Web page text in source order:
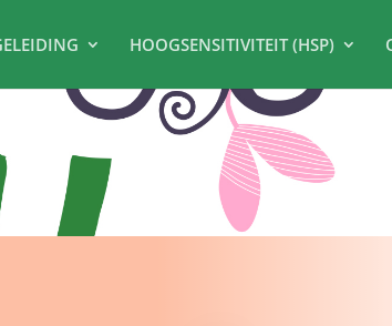
HOOGSENSITIVITEIT (HSP)